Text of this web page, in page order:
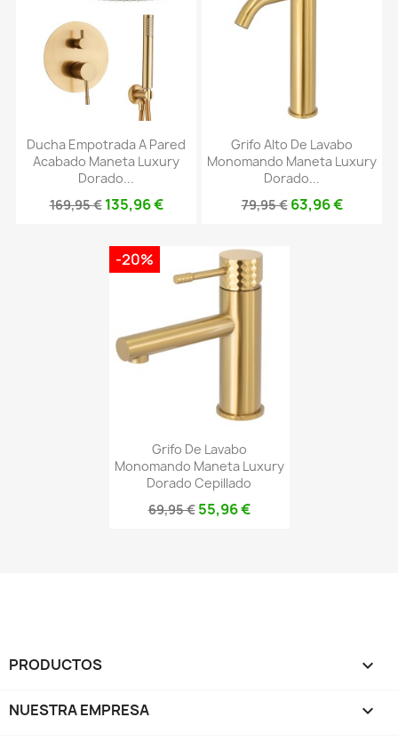
Ducha Empotrada A Pared
Acabado Maneta Luxury
Dorado...
169,95 € 135,96 €
Grifo Alto De Lavabo
Monomando Maneta Luxury
Dorado...
79,95 € 63,96 €
Grifo De Lavabo
Monomando Maneta Luxury
Dorado Cepillado
69,95 € 55,96 €
-20%
PRODUCTOS 
NUESTRA EMPRESA 